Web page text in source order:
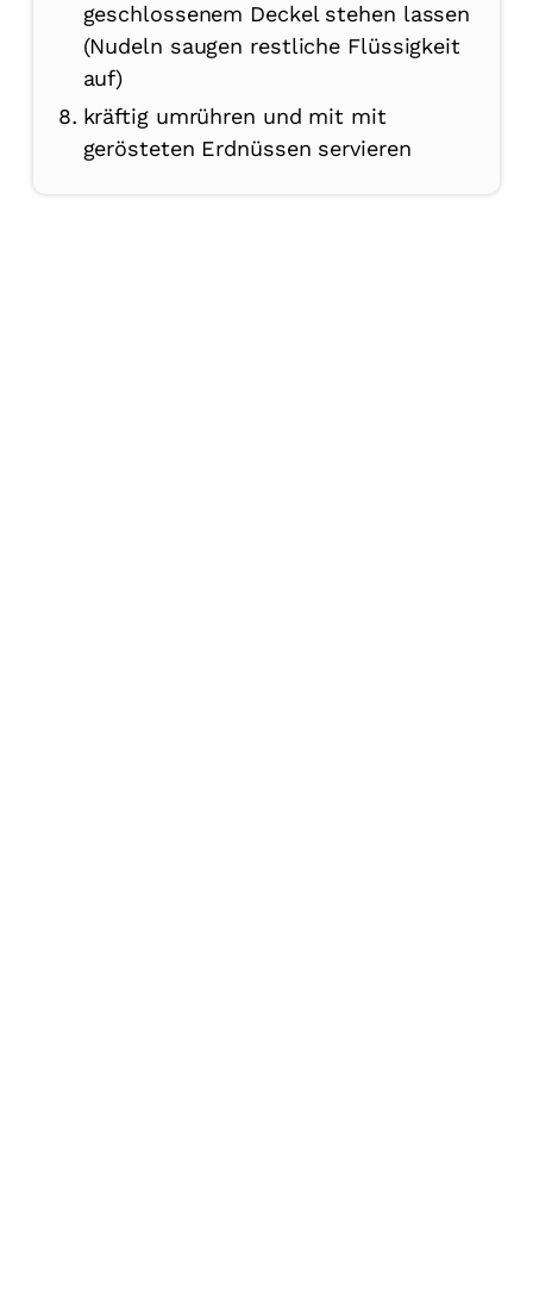
geschlossenem Deckel stehen lassen
(Nudeln saugen restliche Flüssigkeit
auf)
kräftig umrühren und mit mit
gerösteten Erdnüssen servieren